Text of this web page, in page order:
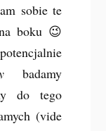
sobie te
boku 😉
badamy
do tego
(vide